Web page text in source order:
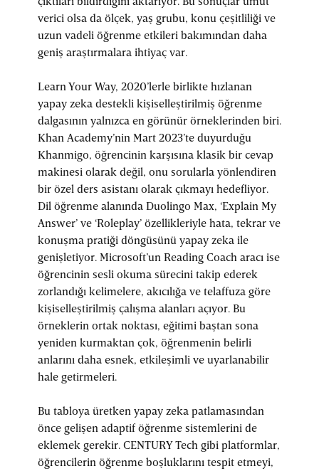
verici olsa da ölçek, yaş grubu, konu çeşitliliği ve
uzun vadeli öğrenme etkileri bakımından daha
geniş araştırmalara ihtiyaç var.
Learn Your Way, 2020’lerle birlikte hızlanan
yapay zeka destekli kişiselleştirilmiş öğrenme
dalgasının yalnızca en görünür örneklerinden biri.
Khan Academy’nin Mart 2023’te duyurduğu
Khanmigo, öğrencinin karşısına klasik bir cevap
makinesi olarak değil, onu sorularla yönlendiren
bir özel ders asistanı olarak çıkmayı hedefliyor.
Dil öğrenme alanında Duolingo Max, ‘Explain My
Answer’ ve ‘Roleplay’ özellikleriyle hata, tekrar ve
konuşma pratiği döngüsünü yapay zeka ile
genişletiyor. Microsoft’un Reading Coach aracı ise
öğrencinin sesli okuma sürecini takip ederek
zorlandığı kelimelere, akıcılığa ve telaffuza göre
kişiselleştirilmiş çalışma alanları açıyor. Bu
örneklerin ortak noktası, eğitimi baştan sona
yeniden kurmaktan çok, öğrenmenin belirli
anlarını daha esnek, etkileşimli ve uyarlanabilir
hale getirmeleri.
Bu tabloya üretken yapay zeka patlamasından
önce gelişen adaptif öğrenme sistemlerini de
eklemek gerekir. CENTURY Tech gibi platformlar,
öğrencilerin öğrenme boşluklarını tespit etmeyi,